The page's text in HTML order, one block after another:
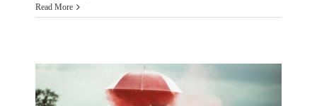
cursus
Read More